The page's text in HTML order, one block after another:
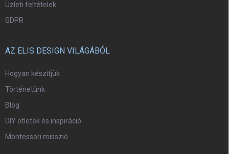
Üzleti feltételek
GDPR
AZ ELIS DESIGN VILÁGÁBÓL
Hogyan készítjük
Történetünk
Blog
DIY ötletek és inspiráció
Montessori misszió